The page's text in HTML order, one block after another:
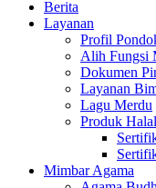
Berita
Layanan
Profil
Alih Fungsi
Dokumen
Layanan
Lagu Merdu
Produk Halal
Mimbar Agama